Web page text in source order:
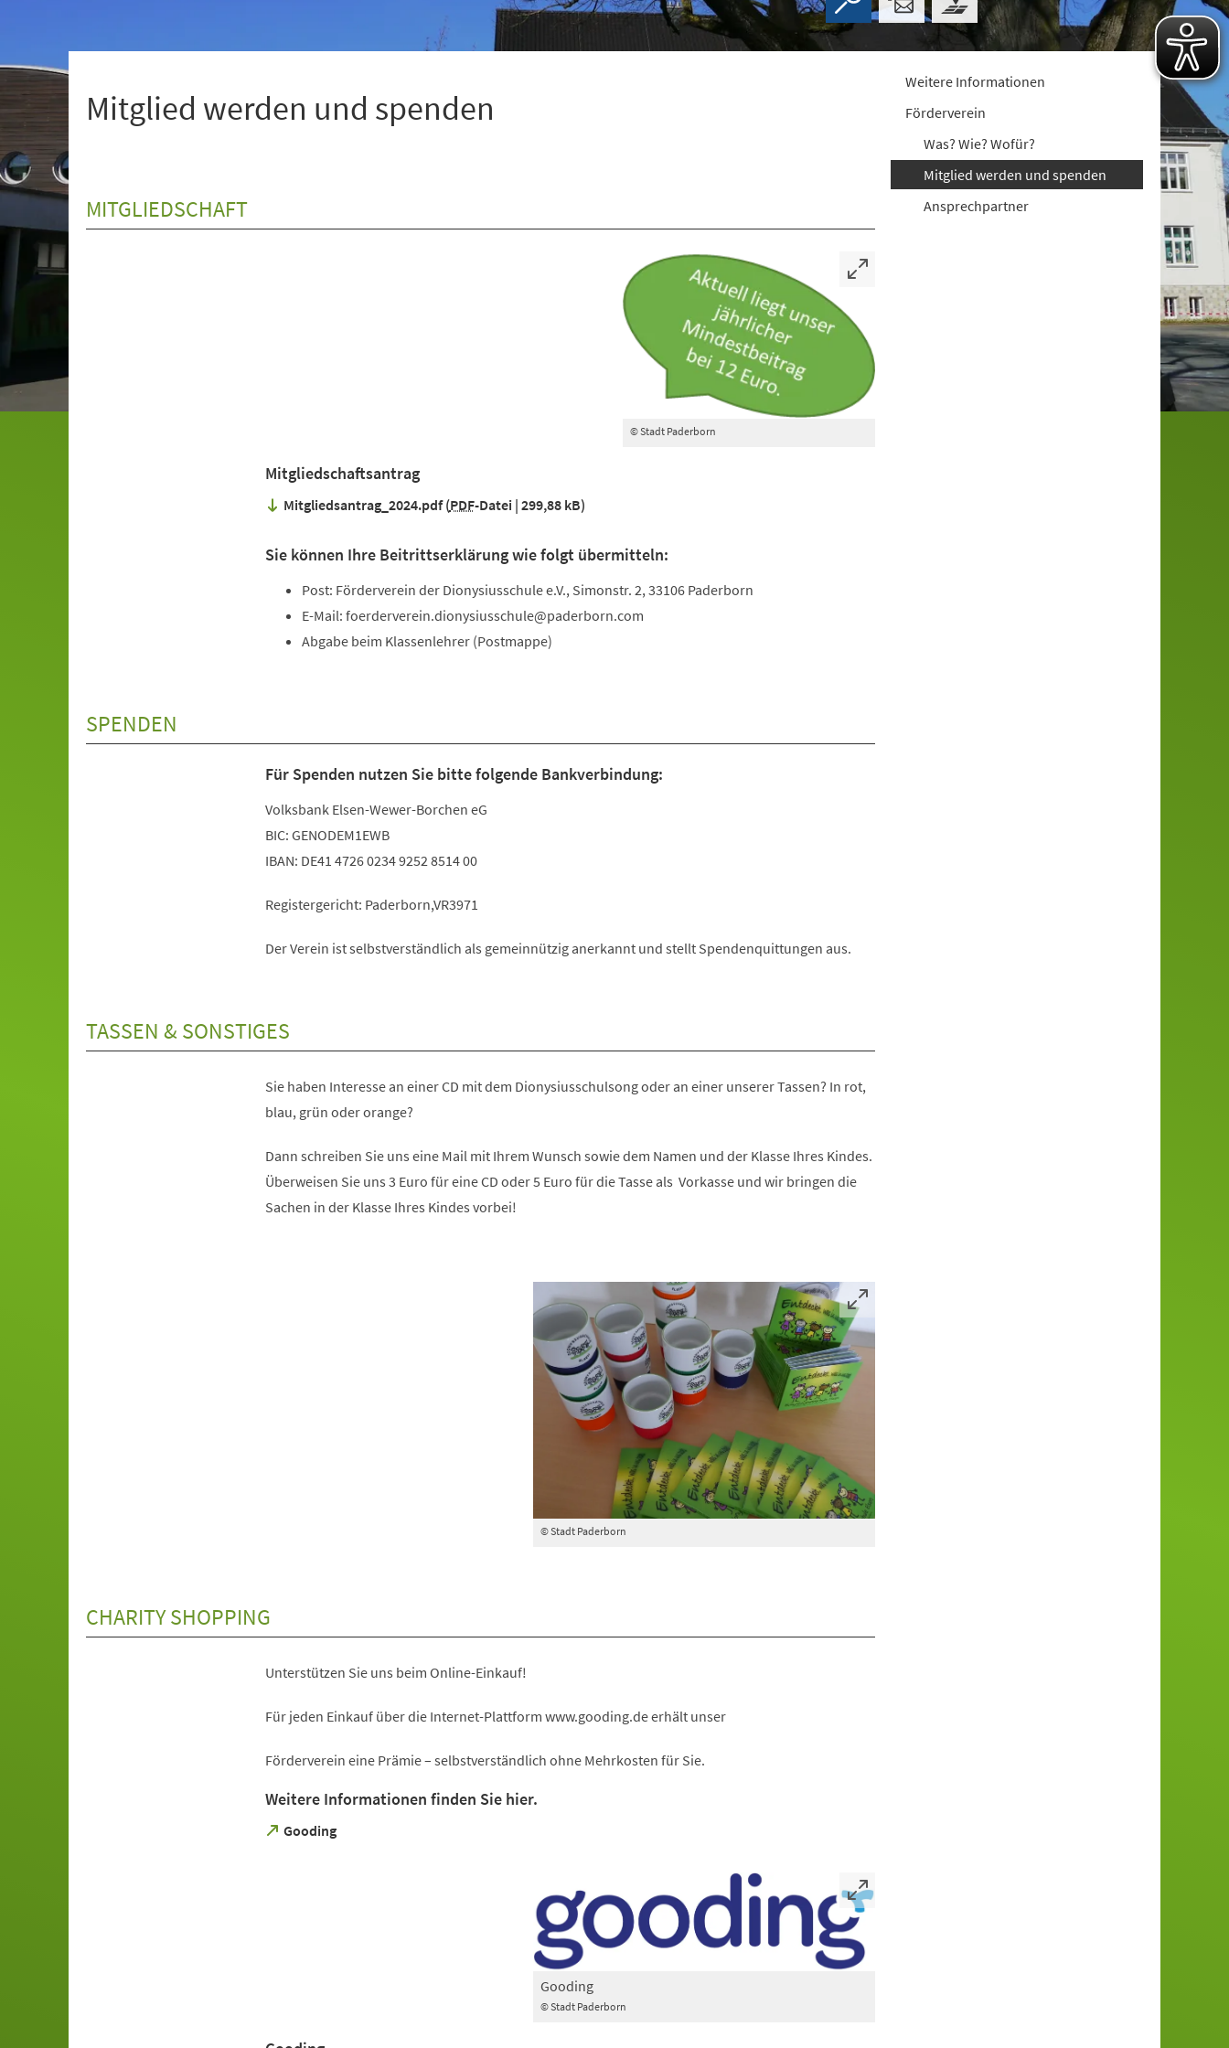
Mitglied werden und spenden
MITGLIEDSCHAFT
© Stadt Paderborn
Mitgliedschaftsantrag
Mitgliedsantrag_2024.pdf PDF-Datei 299,88 kB
Sie können Ihre Beitrittserklärung wie folgt übermitteln:
Post: Förderverein der Dionysiusschule e.V., Simonstr. 2, 33106 Paderborn
E-Mail: foerderverein.dionysiusschule paderborn com
Abgabe beim Klassenlehrer (Postmappe)
SPENDEN
Für Spenden nutzen Sie bitte folgende Bankverbindung:
Volksbank Elsen-Wewer-Borchen eG
BIC: GENODEM1EWB
IBAN: DE41 4726 0234 9252 8514 00
Registergericht: Paderborn,VR3971
Der Verein ist selbstverständlich als gemeinnützig anerkannt und stellt Spendenquittungen aus.
TASSEN & SONSTIGES
Sie haben Interesse an einer CD mit dem Dionysiusschulsong oder an einer unserer Tassen? In rot,
blau, grün oder orange?
Dann schreiben Sie uns eine Mail mit Ihrem Wunsch sowie dem Namen und der Klasse Ihres Kindes.
Überweisen Sie uns 3 Euro für eine CD oder 5 Euro für die Tasse als Vorkasse und wir bringen die
Sachen in der Klasse Ihres Kindes vorbei!
© Stadt Paderborn
CHARITY SHOPPING
Unterstützen Sie uns beim Online-Einkauf!
Für jeden Einkauf über die Internet-Plattform www.gooding.de erhält unser
Förderverein eine Prämie – selbstverständlich ohne Mehrkosten für Sie.
Weitere Informationen finden Sie hier.
Gooding
(Öffnet
© Stadt Paderborn
Gooding
Weitere Informationen
Förderverein
Was? Wie? Wofür?
Mitglied werden und spenden
Ansprechpartner